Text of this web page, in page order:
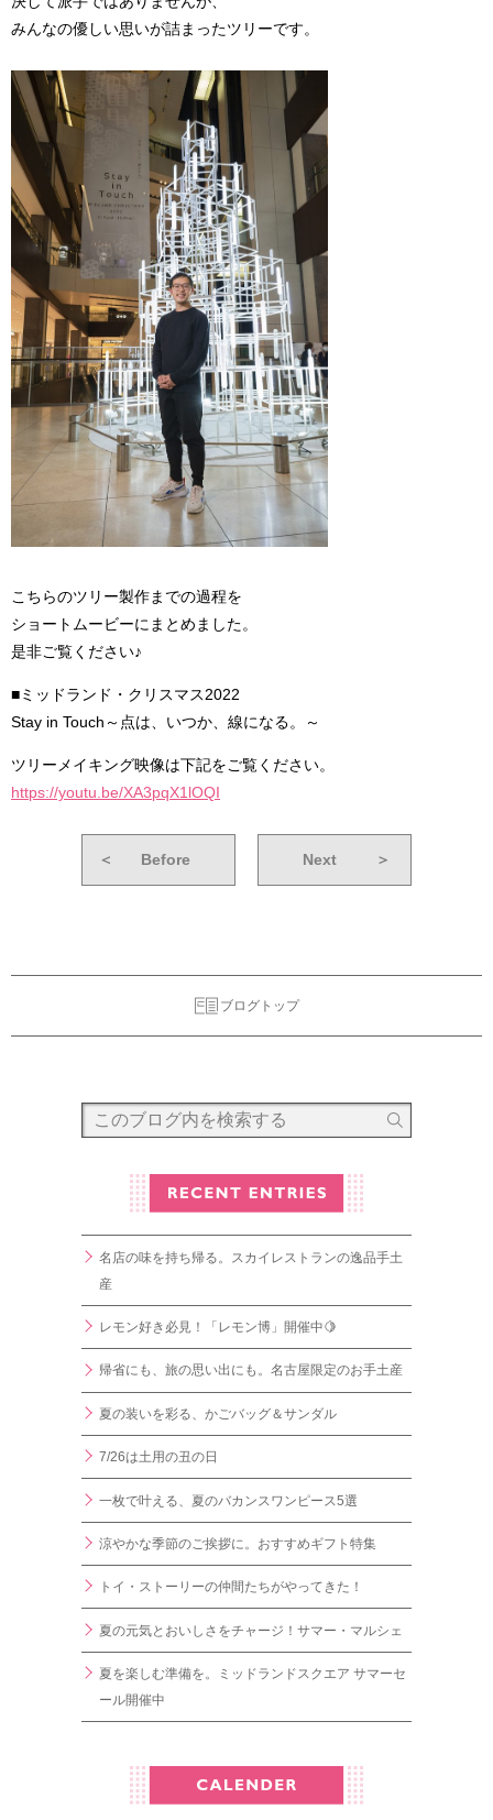
みんなの優しい思いが詰まったツリーです。
こちらのツリー製作までの過程を
ショートムービーにまとめました。
是非ご覧ください♪
■ミッドランド・クリスマス2022
Stay in Touch～点は、いつか、線になる。～
ツリーメイキング映像は下記をご覧ください。
https://youtu.be/XA3pqX1lOQI
＜ Before Next ＞
ブログトップ
名店の味を持ち帰る。スカイレストランの逸品手土
産
レモン好き必見！「レモン博」開催中🍋
帰省にも、旅の思い出にも。名古屋限定のお手土産
夏の装いを彩る、かごバッグ＆サンダル
7/26は土用の丑の日
一枚で叶える、夏のバカンスワンピース5選
涼やかな季節のご挨拶に。おすすめギフト特集
トイ・ストーリーの仲間たちがやってきた！
夏の元気とおいしさをチャージ！サマー・マルシェ
夏を楽しむ準備を。ミッドランドスクエア サマーセ
ール開催中